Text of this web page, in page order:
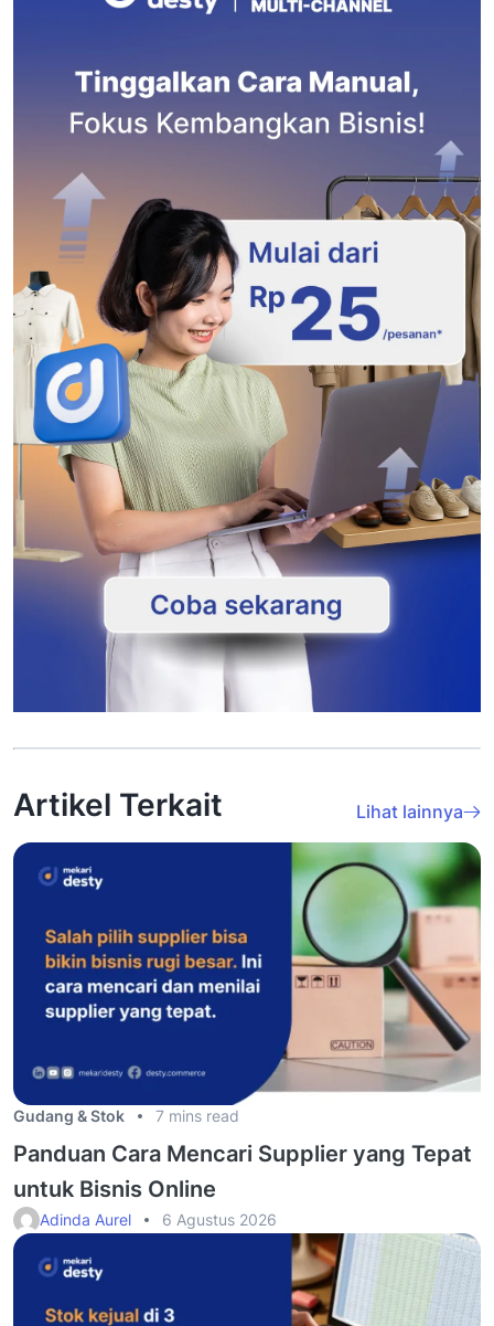
Artikel Terkait Lihat lainnya
Gudang & Stok 7 mins read
Panduan Cara Mencari Supplier yang Tepat
untuk Bisnis Online
Adinda Aurel 6 Agustus 2026